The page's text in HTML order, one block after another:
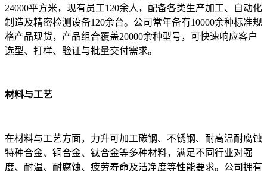
24000平方米，现有员工120余人，配备各类生产加工、自动化
制造及精密检测设备120余台。公司常年备有10000余种标准规
格产品现货，产品组合覆盖20000余种型号，可快速响应客户
选型、打样、验证与批量交付需求。
材料与工艺
在材料与工艺方面，力升可加工碳钢、不锈钢、耐高温耐腐蚀
特种合金、铜合金、钛合金等多种材料，满足不同行业对强
度、耐温、耐腐蚀、疲劳寿命及洁净度等性能要求。公司拥有